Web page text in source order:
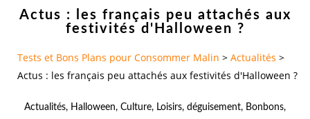
Actus : les français peu attachés aux
festivités d'Halloween ?
Tests et Bons Plans pour Consommer Malin > Actualités >
Actus : les français peu attachés aux festivités d'Halloween ?
Actualités, Halloween, Culture, Loisirs, déguisement, Bonbons,